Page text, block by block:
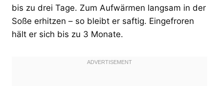
bis zu drei Tage. Zum Aufwärmen langsam in der
Soße erhitzen – so bleibt er saftig. Eingefroren
hält er sich bis zu 3 Monate.